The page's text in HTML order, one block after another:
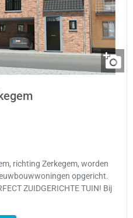
richting Zerkegem, worden
opgericht.
ZUIDGERICHTE TUIN! Bij